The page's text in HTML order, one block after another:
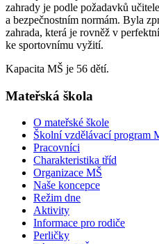
zahrady je podle požadavků
a bezpečnostním normám. Byla
zahrada, která je rovněž v
ke sportovnímu vyžití.
Kapacita MŠ je 56 dětí.
Mateřská škola
O mateřské škole
Školní vzdělávací program
Pracovníci
Charakteristika tříd
Organizace MŠ
Naše koncepce
Režim dne
Aktivity
Informace pro rodiče
Perličky